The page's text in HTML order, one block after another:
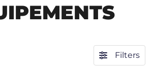
Filters